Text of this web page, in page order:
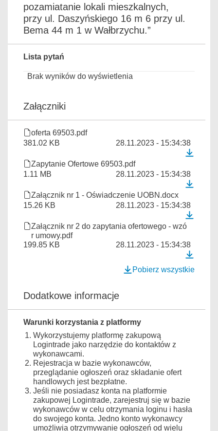
pozamiatanie lokali mieszkalnych,
przy ul. Daszyńskiego 16 m 6 przy ul.
Bema 44 m 1 w Wałbrzychu.”
Lista pytań
Brak wyników do wyświetlenia
Załączniki
oferta 69503.pdf
381.02 KB
28.11.2023 - 15:34:38
Zapytanie Ofertowe 69503.pdf
1.11 MB
28.11.2023 - 15:34:38
Załącznik nr 1 - Oświadczenie UOBN.docx
15.26 KB
28.11.2023 - 15:34:38
Załącznik nr 2 do zapytania ofertowego - wzó
r umowy.pdf
199.85 KB
28.11.2023 - 15:34:38
Pobierz wszystkie
Dodatkowe informacje
Warunki korzystania z platformy
Wykorzystujemy platformę zakupową
Logintrade jako narzędzie do kontaktów z
wykonawcami.
Rejestracja w bazie wykonawców,
przeglądanie ogłoszeń oraz składanie ofert
handlowych jest bezpłatne.
Jeśli nie posiadasz konta na platformie
zakupowej Logintrade, zarejestruj się w bazie
wykonawców w celu otrzymania loginu i hasła
do swojego konta. Jedno konto wykonawcy
umożliwia otrzymywanie ogłoszeń od wielu